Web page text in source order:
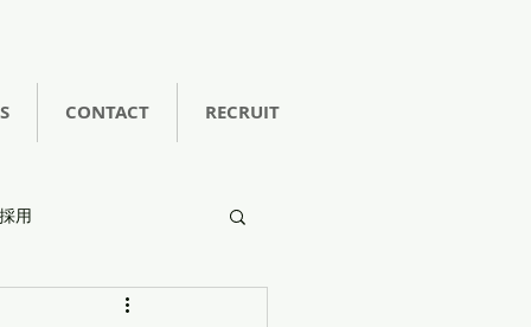
CONTACT RECRUIT
採用